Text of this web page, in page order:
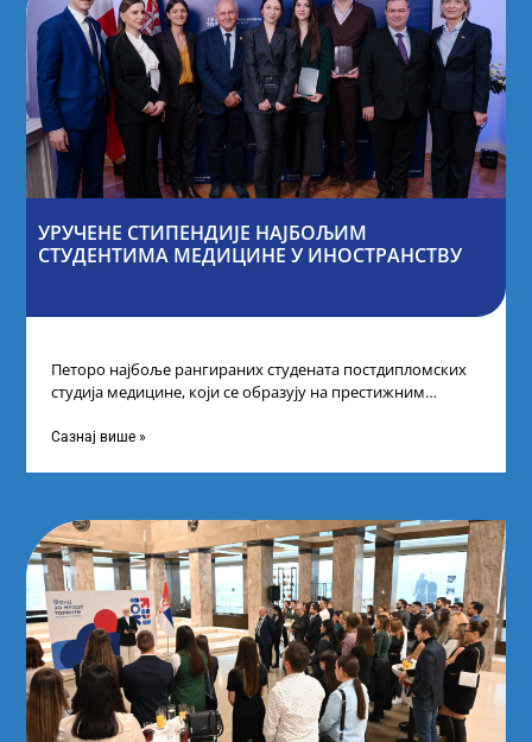
УРУЧЕНЕ СТИПЕНДИЈЕ НАЈБОЉИМ
СТУДЕНТИМА МЕДИЦИНЕ У ИНОСТРАНСТВУ
Петоро најбоље рангираних студената постдипломских
студија медицине, који се образују на престижним
стипендије од
Сазнај више »